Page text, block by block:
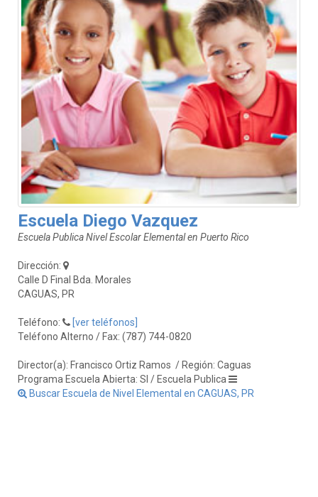
Escuela Diego Vazquez
Escuela Publica Nivel Escolar Elemental en Puerto Rico
Dirección:
Calle D Final Bda. Morales
CAGUAS, PR
Teléfono:
[ver teléfonos]
Teléfono Alterno / Fax: (787) 744-0820
Director(a): Francisco Ortiz Ramos / Región: Caguas
Programa Escuela Abierta: SI / Escuela Publica
Buscar Escuela de Nivel Elemental en CAGUAS, PR